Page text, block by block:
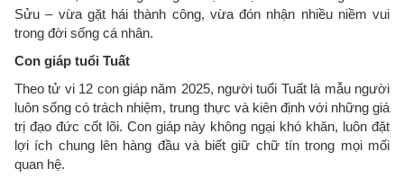
Sửu – vừa gặt hái thành công, vừa đón nhận nhiều niềm vui
trong đời sống cá nhân.
Con giáp tuổi Tuất
Theo tử vi 12 con giáp năm 2025, người tuổi Tuất là mẫu người
luôn sống có trách nhiệm, trung thực và kiên định với những giá
trị đạo đức cốt lõi. Con giáp này không ngại khó khăn, luôn đặt
lợi ích chung lên hàng đầu và biết giữ chữ tín trong mọi mối
quan hệ.